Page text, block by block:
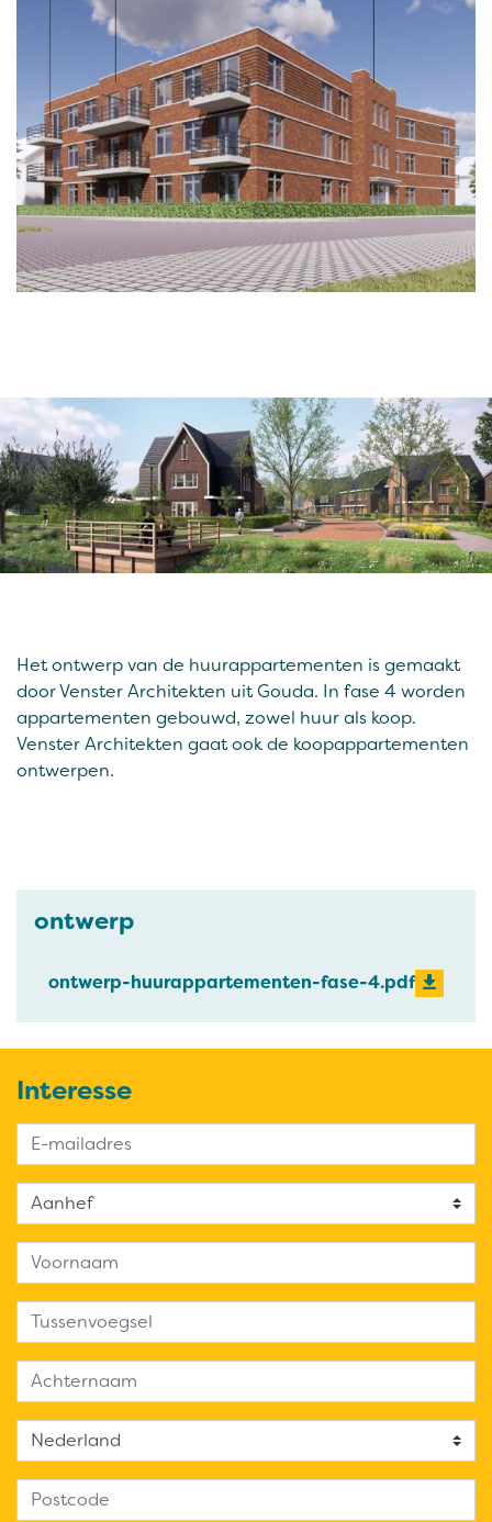
Het ontwerp van de huurappartementen is gemaakt
door Venster Architekten uit Gouda. In fase 4 worden
appartementen gebouwd, zowel huur als koop.
Venster Architekten gaat ook de koopappartementen
ontwerpen.
ontwerp
ontwerp-huurappartementen-fase-4.pdf
Interesse